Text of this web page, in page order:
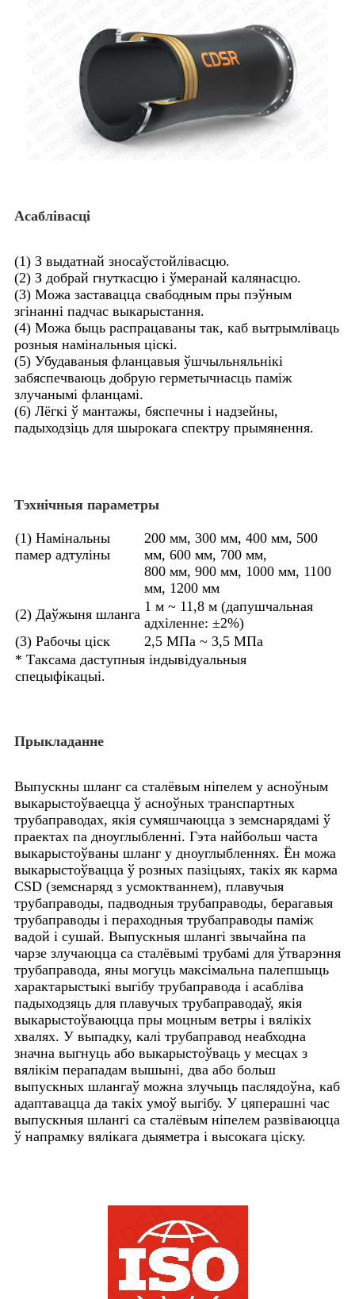
Асаблівасці
(1) З выдатнай зносаўстойлівасцю.
(2) З добрай гнуткасцю і ўмеранай калянасцю.
(3) Можа заставацца свабодным пры пэўным
згінанні падчас выкарыстання.
(4) Можа быць распрацаваны так, каб вытрымліваць
розныя намінальныя ціскі.
(5) Убудаваныя фланцавыя ўшчыльняльнікі
забяспечваюць добрую герметычнасць паміж
злучанымі фланцамі.
(6) Лёгкі ў мантажы, бяспечны і надзейны,
падыходзіць для шырокага спектру прымянення.
Тэхнічныя параметры
(1) Намінальны
памер адтуліны
200 мм, 300 мм, 400 мм, 500
мм, 600 мм, 700 мм,
800 мм, 900 мм, 1000 мм, 1100
мм, 1200 мм
(2) Даўжыня шланга 1 м ~ 11,8 м (дапушчальная
адхіленне: ±2%)
(3) Рабочы ціск
2,5 МПа ~ 3,5 МПа
* Таксама даступныя індывідуальныя
спецыфікацыі.
Прыкладанне
Выпускны шланг са сталёвым ніпелем у асноўным
выкарыстоўваецца ў асноўных транспартных
трубаправодах, якія сумяшчаюцца з земснарядамі ў
праектах па дноуглыбленні. Гэта найбольш часта
выкарыстоўваны шланг у дноуглыбленнях. Ён можа
выкарыстоўвацца ў розных пазіцыях, такіх як карма
CSD (земснаряд з усмоктваннем), плавучыя
трубаправоды, падводныя трубаправоды, берагавыя
трубаправоды і пераходныя трубаправоды паміж
вадой і сушай. Выпускныя шлангі звычайна па
чарзе злучаюцца са сталёвымі трубамі для ўтварэння
трубаправода, яны могуць максімальна палепшыць
характарыстыкі выгібу трубаправода і асабліва
падыходзяць для плавучых трубаправодаў, якія
выкарыстоўваюцца пры моцным ветры і вялікіх
хвалях. У выпадку, калі трубаправод неабходна
значна выгнуць або выкарыстоўваць у месцах з
вялікім перападам вышыні, два або больш
выпускных шлангаў можна злучыць паслядоўна, каб
адаптавацца да такіх умоў выгібу. У цяперашні час
выпускныя шлангі са сталёвым ніпелем развіваюцца
ў напрамку вялікага дыяметра і высокага ціску.